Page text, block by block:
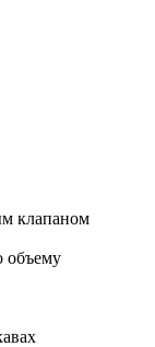
клапаном
объему